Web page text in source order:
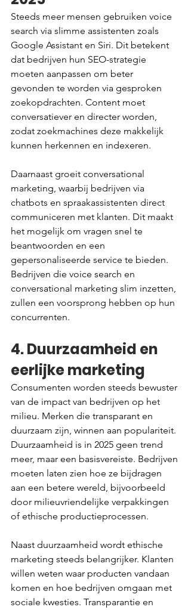
Steeds meer mensen gebruiken voice
search via slimme assistenten zoals
Google Assistant en Siri. Dit betekent
dat bedrijven hun SEO-strategie
moeten aanpassen om beter
gevonden te worden via gesproken
zoekopdrachten. Content moet
conversatiever en directer worden,
zodat zoekmachines deze makkelijk
kunnen herkennen en indexeren.
Daarnaast groeit conversational
marketing, waarbij bedrijven via
chatbots en spraakassistenten direct
communiceren met klanten. Dit maakt
het mogelijk om vragen snel te
beantwoorden en een
gepersonaliseerde service te bieden.
Bedrijven die voice search en
conversational marketing slim inzetten,
zullen een voorsprong hebben op hun
concurrenten.
4. Duurzaamheid en
eerlijke marketing
Consumenten worden steeds bewuster
van de impact van bedrijven op het
milieu. Merken die transparant en
duurzaam zijn, winnen aan populariteit.
Duurzaamheid is in 2025 geen trend
meer, maar een basisvereiste. Bedrijven
moeten laten zien hoe ze bijdragen
aan een betere wereld, bijvoorbeeld
door milieuvriendelijke verpakkingen
of ethische productieprocessen.
Naast duurzaamheid wordt ethische
marketing steeds belangrijker. Klanten
willen weten waar producten vandaan
komen en hoe bedrijven omgaan met
sociale kwesties. Transparantie en